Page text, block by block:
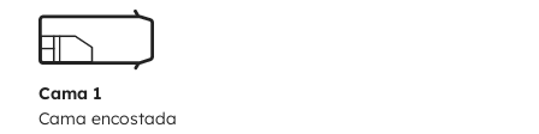
- Cama para dos personas (muy amplia)
- Sofá
- Mesa auxiliar
Cama 1
Cama encostada